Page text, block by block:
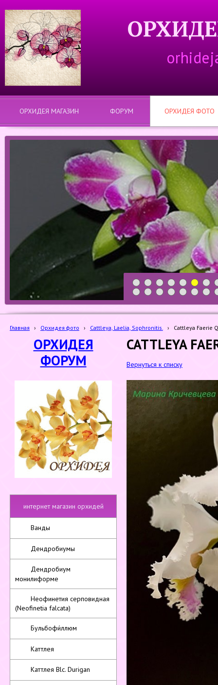
ОРХИДЕЯ МАГАЗИН ФОРУМ ОРХИДЕЯ ФОТО
1 2 3 4 5 6 7
8
19 20 21 22 23 24 25
Главная › Орхидея фото › Cattleya, Laelia, Sophronitis. › Cattleya Faerie
ОРХИДЕЯ
ФОРУМ
интернет магазин орхидей
Ванды
Дендробиумы
Дендробиум
монилиформе
Неофинетия серповидная
(Neofinetia falcata)
Бульбофи́ллюм
Каттлея
Каттлея Blc. Durigan
CATTLEYA
Вернуться к списку